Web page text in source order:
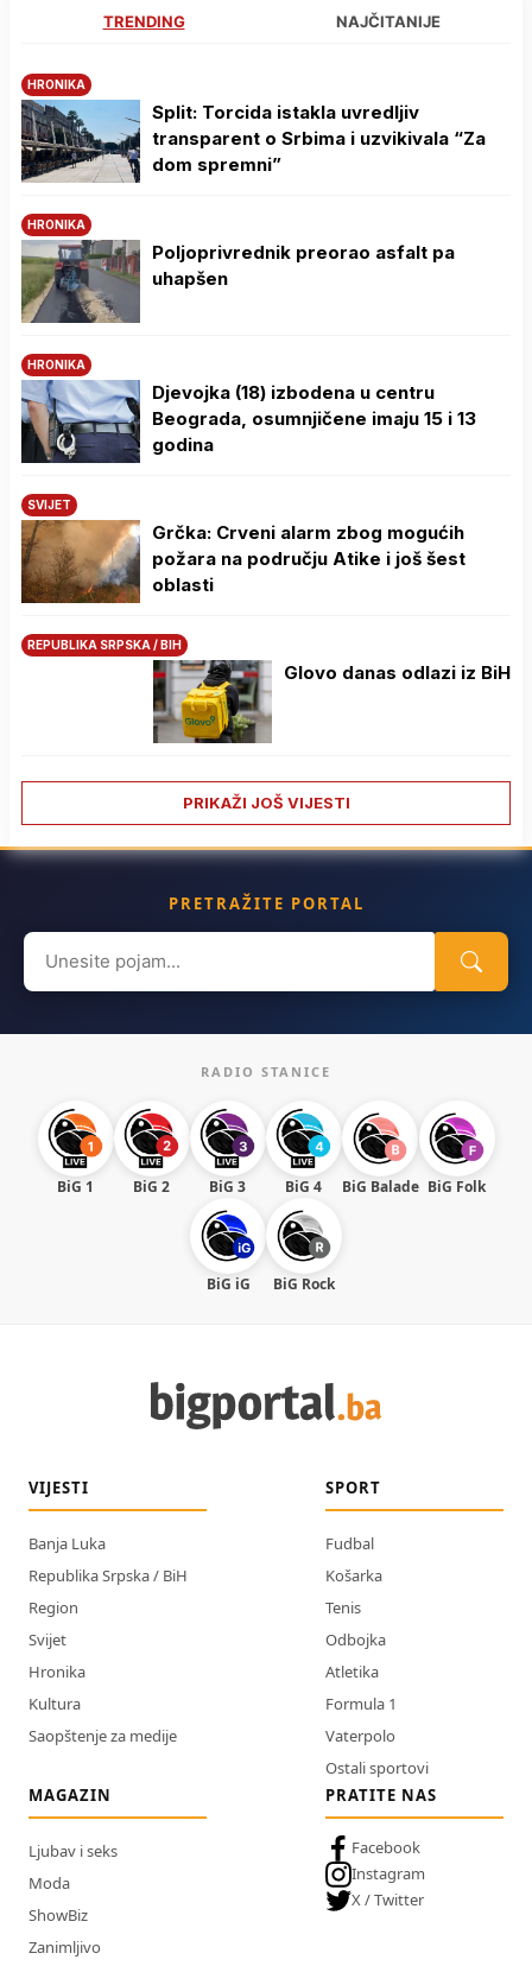
TRENDING NAJČITANIJE
HRONIKA
Split: Torcida istakla uvredljiv
transparent o Srbima i uzvikivala “Za
dom spremni”
HRONIKA
Poljoprivrednik preorao asfalt pa
uhapšen
HRONIKA
Djevojka (18) izbodena u centru
Beograda, osumnjičene imaju 15 i 13
godina
SVIJET
Grčka: Crveni alarm zbog mogućih
požara na području Atike i još šest
oblasti
REPUBLIKA SRPSKA / BIH
Glovo danas odlazi iz BiH
PRIKAŽI JOŠ VIJESTI
PRETRAŽITE PORTAL
Search
for:
RADIO STANICE
BiG 1 BiG 2 BiG 3 BiG 4 BiG Balade BiG Folk
BiG iG BiG Rock
VIJESTI
Banja Luka
Republika Srpska / BiH
Region
Svijet
Hronika
Kultura
Saopštenje za medije
SPORT
Fudbal
Košarka
Tenis
Odbojka
Atletika
Formula 1
Vaterpolo
Ostali sportovi
MAGAZIN
Ljubav i seks
Moda
ShowBiz
Zanimljivo
PRATITE NAS
Facebook
Instagram
X / Twitter